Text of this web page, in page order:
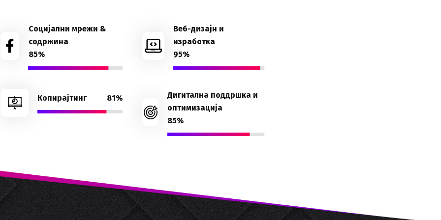
Социјални мрежи &
содржина
85%
Копирајтинг 81%
Веб-дизајн и
изработка
95%
Дигитална поддршка и
оптимизација
85%